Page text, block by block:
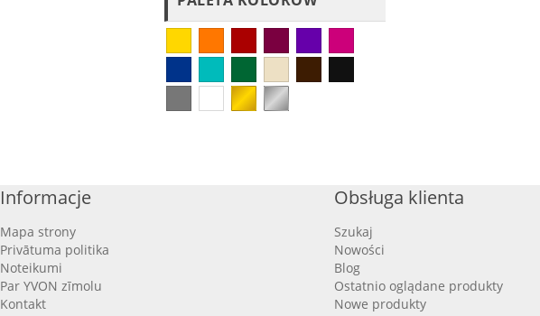
Informacje
Mapa strony
Privātuma politika
Noteikumi
Par YVON zīmolu
Kontakt
Obsługa klienta
Szukaj
Nowości
Blog
Ostatnio oglądane produkty
Nowe produkty